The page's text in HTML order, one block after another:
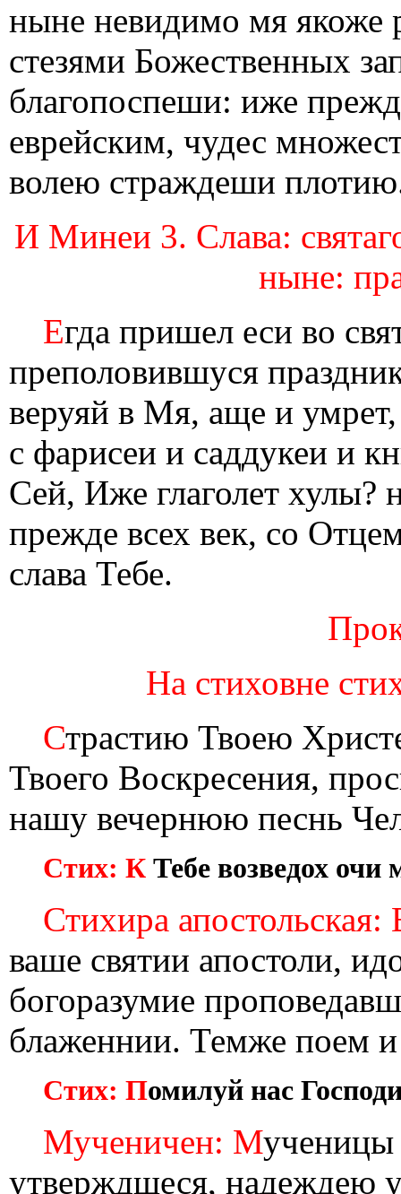
ныне невидимо мя якоже
стезями Божественных
благопоспеши: иже
еврейским, чудес
волею страждеши
И Минеи 3. Слава:
ныне:
Егда пришел еси во
преполовившуся
веруяй в Мя, аще и
с фарисеи и саддукеи и
Сей, Иже глаголет
прежде всех век, со
слава Тебе.
На стиховне
Страстию Твоею
Твоего Воскресения,
нашу вечернюю песнь
Стих: КТебе возведох очи
Стихира апостольская:
ваше святии апостоли,
богоразумие
блаженнии. Темже поем
Стих: Помилуй нас
Мученичен: Мученицы
утверждшеся, надеждею